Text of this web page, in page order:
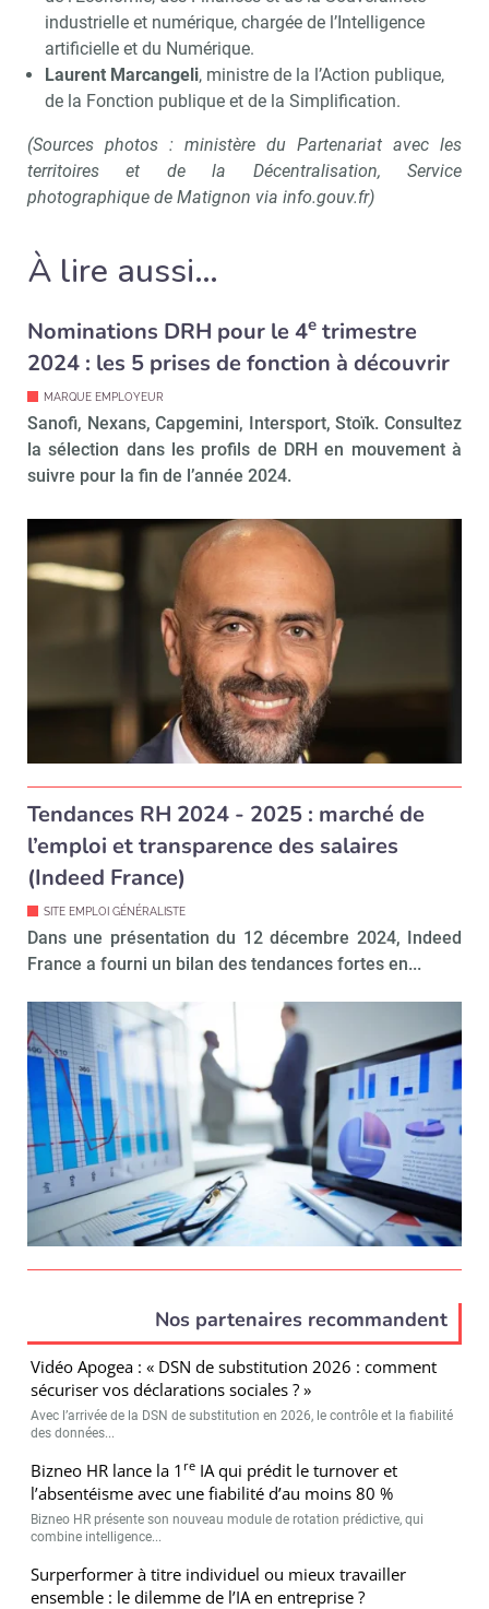
industrielle et numérique, chargée de l’Intelligence
artificielle et du Numérique.
Laurent Marcangeli, ministre de la l’Action publique,
de la Fonction publique et de la Simplification.
(Sources photos : ministère du Partenariat avec les
territoires et de la Décentralisation, Service
photographique de Matignon via info.gouv.fr)
À lire aussi…
Nominations DRH pour le 4e trimestre
2024 : les 5 prises de fonction à découvrir
MARQUE EMPLOYEUR
Sanofi, Nexans, Capgemini, Intersport, Stoïk. Consultez
la sélection dans les profils de DRH en mouvement à
suivre pour la fin de l’année 2024.
Tendances RH 2024 - 2025 : marché de
l’emploi et transparence des salaires
(Indeed France)
SITE EMPLOI GÉNÉRALISTE
Dans une présentation du 12 décembre 2024, Indeed
France a fourni un bilan des tendances fortes en...
Nos partenaires recommandent
Vidéo Apogea : « DSN de substitution 2026 : comment
sécuriser vos déclarations sociales ? »
Avec l’arrivée de la DSN de substitution en 2026, le contrôle et la fiabilité
des données...
Bizneo HR lance la 1 re IA qui prédit le turnover et
l’absentéisme avec une fiabilité d’au moins 80 %
Bizneo HR présente son nouveau module de rotation prédictive, qui
combine intelligence...
Surperformer à titre individuel ou mieux travailler
ensemble : le dilemme de l’IA en entreprise ?
Recevoir RH MatinAbonnez-
!
tard